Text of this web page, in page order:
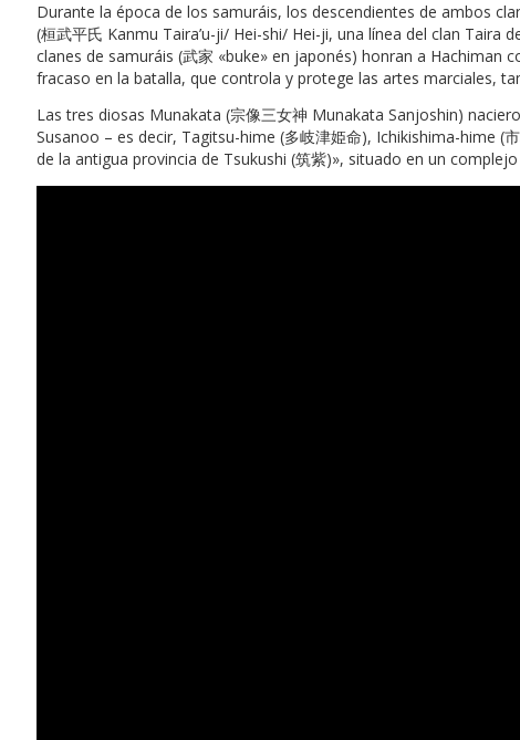
Durante la época de los samuráis, los descendientes de ambos
(桓武平氏 Kanmu Taira’u-ji/ Hei-shi/ Hei-ji, una línea del clan
clanes de samuráis (武家 «buke» en japonés) honran a
fracaso en la batalla, que controla y protege las artes marciales,
Las tres diosas Munakata (宗像三女神 Munakata Sanjoshin)
Susanoo – es decir, Tagitsu-hime (多岐津姫命), Ichikishima-hime (
de la antigua provincia de Tsukushi (筑紫)», situado en un